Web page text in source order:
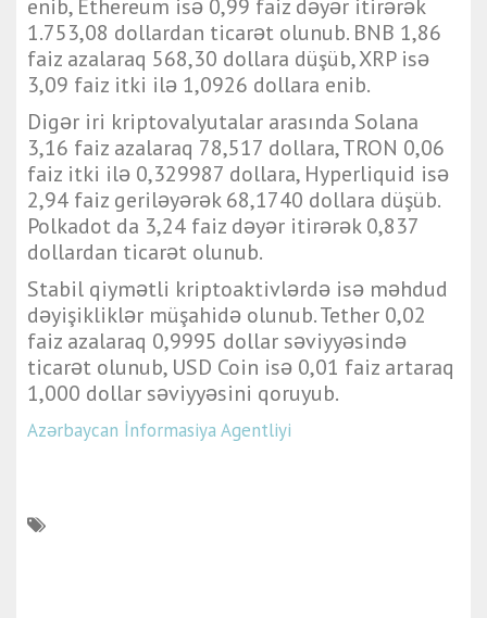
enib, Ethereum isə 0,99 faiz dəyər itirərək
1.753,08 dollardan ticarət olunub. BNB 1,86
faiz azalaraq 568,30 dollara düşüb, XRP isə
3,09 faiz itki ilə 1,0926 dollara enib.
Digər iri kriptovalyutalar arasında Solana
3,16 faiz azalaraq 78,517 dollara, TRON 0,06
faiz itki ilə 0,329987 dollara, Hyperliquid isə
2,94 faiz geriləyərək 68,1740 dollara düşüb.
Polkadot da 3,24 faiz dəyər itirərək 0,837
dollardan ticarət olunub.
Stabil qiymətli kriptoaktivlərdə isə məhdud
dəyişikliklər müşahidə olunub. Tether 0,02
faiz azalaraq 0,9995 dollar səviyyəsində
ticarət olunub, USD Coin isə 0,01 faiz artaraq
1,000 dollar səviyyəsini qoruyub.
Azərbaycan İnformasiya Agentliyi